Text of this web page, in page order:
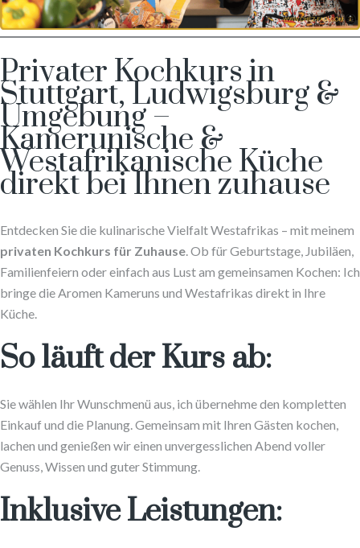
Privater Kochkurs in
Stuttgart, Ludwigsburg &
Umgebung –
Kamerunische &
Westafrikanische Küche
direkt bei Ihnen zuhause
Entdecken Sie die kulinarische Vielfalt Westafrikas – mit meinem
privaten Kochkurs für Zuhause. Ob für Geburtstage, Jubiläen,
Familienfeiern oder einfach aus Lust am gemeinsamen Kochen: Ich
bringe die Aromen Kameruns und Westafrikas direkt in Ihre
Küche.
So läuft der Kurs ab:
Sie wählen Ihr Wunschmenü aus, ich übernehme den kompletten
Einkauf und die Planung. Gemeinsam mit Ihren Gästen kochen,
lachen und genießen wir einen unvergesslichen Abend voller
Genuss, Wissen und guter Stimmung.
Inklusive Leistungen: